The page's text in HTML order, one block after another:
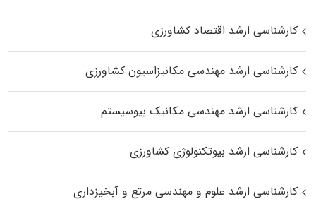
کارشناسی ارشد اقتصاد کشاورزی
کارشناسی ارشد مهندسی مکانیزاسیون کشاورزی
کارشناسی ارشد مهندسی مکانیک بیوسیستم
کارشناسی ارشد بیوتکنولوژی کشاورزی
کارشناسی ارشد علوم و مهندسی مرتع و آبخیزداری